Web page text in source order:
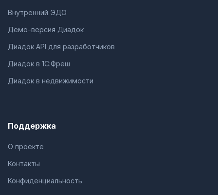
Внутренний ЭДО
Демо-версия Диадок
Диадок API для разработчиков
Диадок в 1С:Фреш
Диадок в недвижимости
Поддержка
О проекте
Контакты
Конфиденциальность